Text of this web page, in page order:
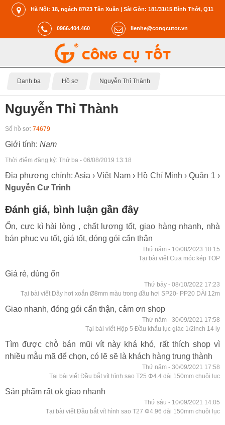
Hà Nội: 18, ngách 87/23 Tân Xuân | Sài Gòn: 181/31/15 Bình Thới, Q11
0966.404.460 lienhe@congcutot.vn
Danh bạ Hồ sơ Nguyễn Thỉ Thành
Nguyễn Thỉ Thành
Số hồ sơ: 74679
Giới tính: Nam
Thời điểm đăng ký: Thứ ba - 06/08/2019 13:18
Địa phương chính: Asia › Việt Nam › Hồ Chí Minh › Quận 1 ›
Nguyễn Cư Trinh
Đánh giá, bình luận gần đây
Ổn, cực kì hài lòng , chất lượng tốt, giao hàng nhanh, nhà
bán phục vụ tốt, giá tốt, đóng gói cẩn thận
Thứ năm - 10/08/2023 10:15
Tại bài viết Cưa móc kép TOP
Giá rẻ, dùng ổn
Thứ bảy - 08/10/2022 17:23
Tại bài viết Dây hơi xoắn Ø8mm màu trong đầu hơi SP20- PP20 DÀI 12m
Giao nhanh, đóng gói cẩn thận, cảm ơn shop
Thứ năm - 30/09/2021 17:58
Tại bài viết Hộp 5 Đầu khẩu lục giác 1/2inch 14 ly
Tìm được chỗ bán mũi vít này khá khó, rất thích shop vì
nhiều mẫu mã để chọn, có lẽ sẽ là khách hàng trung thành
Thứ năm - 30/09/2021 17:58
Tại bài viết Đầu bắt vít hình sao T25 Φ4.4 dài 150mm chuôi lục
Sản phẩm rất ok giao nhanh
Thứ sáu - 10/09/2021 14:05
Tại bài viết Đầu bắt vít hình sao T27 Φ4.96 dài 150mm chuôi lục